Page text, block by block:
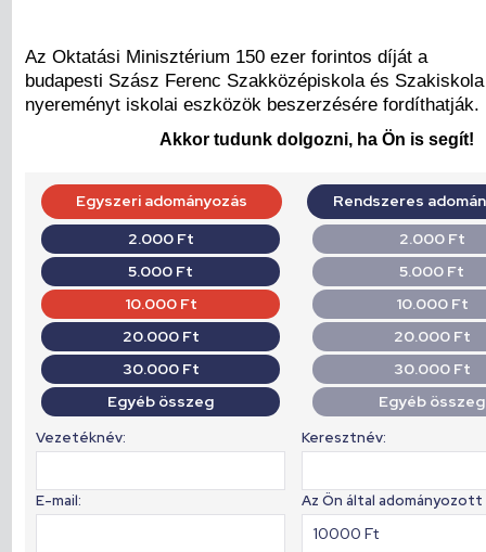
Az Oktatási Minisztérium 150 ezer forintos díját a
budapesti Szász Ferenc Szakközépiskola és
nyereményt iskolai eszközök beszerzésére fordíthatják.
Akkor tudunk dolgozni, ha Ön is segít!